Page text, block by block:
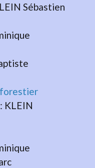
Sébastien
forestier